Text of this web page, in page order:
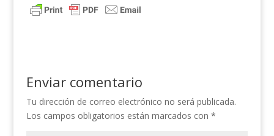
Enviar comentario
Tu dirección de correo electrónico no será publicada.
Los campos obligatorios están marcados con *